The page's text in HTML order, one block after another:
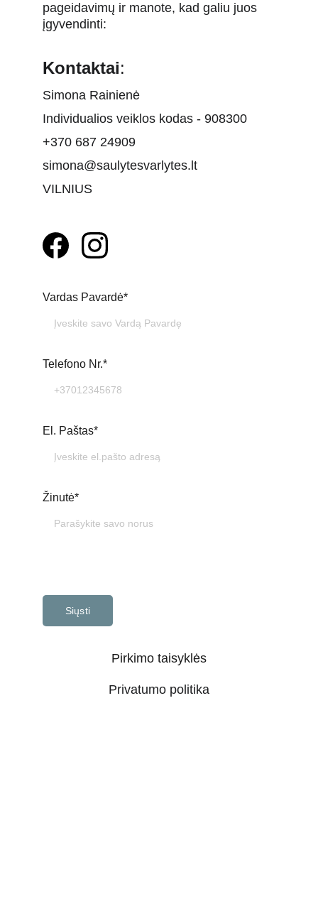
pageidavimų ir manote, kad galiu juos
įgyvendinti:
Kontaktai:
Simona Rainienė
Individualios veiklos kodas - 908300
+370 687 24909
simona@saulytesvarlytes.lt
VILNIUS
Vardas Pavardė*
Telefono Nr.*
El. Paštas*
Žinutė*
Siųsti
Privatumo politika
Pirkimo taisyklės